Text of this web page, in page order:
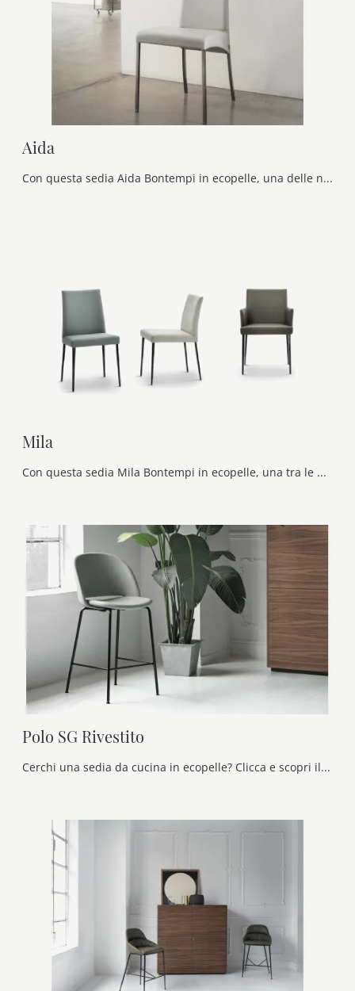
Aida
Con questa sedia Aida Bontempi in ecopelle, una delle nostre sedute fisse design, potrai valorizzare i tuoi interni.
Mila
Con questa sedia Mila Bontempi in ecopelle, una tra le nostre sedute fisse moderne, potrai completare i tuoi interni.
Polo SG Rivestito
Cerchi una sedia da cucina in ecopelle? Clicca e scopri il modello Polo SG Rivestito di Bontempi per ultimare i tuoi spazi al meglio.